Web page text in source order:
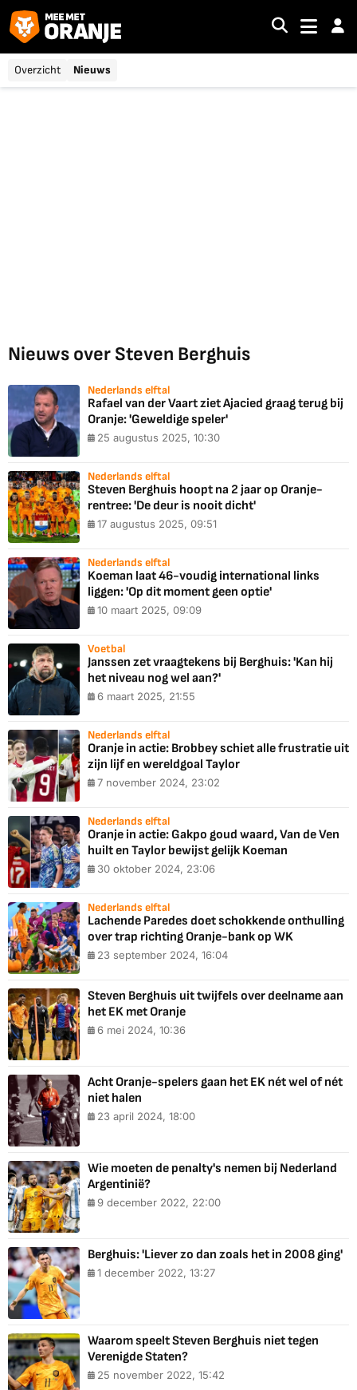
Overzicht Nieuws
Nieuws over Steven Berghuis
Nederlands elftal
Rafael van der Vaart ziet Ajacied graag terug bij
Oranje: 'Geweldige speler'
25 augustus 2025, 10:30
Nederlands elftal
Steven Berghuis hoopt na 2 jaar op Oranje-
rentree: 'De deur is nooit dicht'
17 augustus 2025, 09:51
Nederlands elftal
Koeman laat 46-voudig international links
liggen: 'Op dit moment geen optie'
10 maart 2025, 09:09
Voetbal
Janssen zet vraagtekens bij Berghuis: 'Kan hij
het niveau nog wel aan?'
6 maart 2025, 21:55
Nederlands elftal
Oranje in actie: Brobbey schiet alle frustratie uit
zijn lijf en wereldgoal Taylor
7 november 2024, 23:02
Nederlands elftal
Oranje in actie: Gakpo goud waard, Van de Ven
huilt en Taylor bewijst gelijk Koeman
30 oktober 2024, 23:06
Nederlands elftal
Lachende Paredes doet schokkende onthulling
over trap richting Oranje-bank op WK
23 september 2024, 16:04
Steven Berghuis uit twijfels over deelname aan
het EK met Oranje
6 mei 2024, 10:36
Acht Oranje-spelers gaan het EK nét wel of nét
niet halen
23 april 2024, 18:00
Wie moeten de penalty's nemen bij Nederland
Argentinië?
9 december 2022, 22:00
Berghuis: 'Liever zo dan zoals het in 2008 ging'
1 december 2022, 13:27
Waarom speelt Steven Berghuis niet tegen
Verenigde Staten?
25 november 2022, 15:42